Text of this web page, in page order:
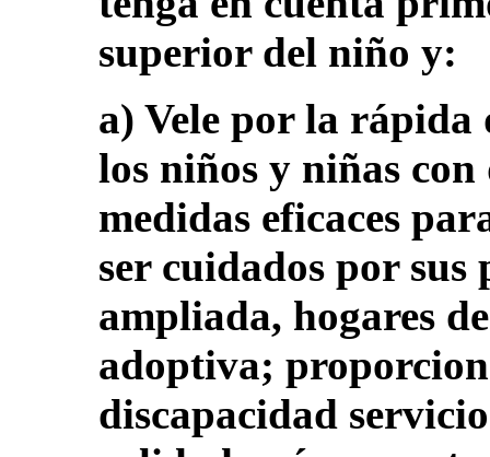
superior del niño y:
a) Vele por la rápida
los niños y niñas
medidas eficaces
ser cuidados por
ampliada, hogares
adoptiva;
discapacidad